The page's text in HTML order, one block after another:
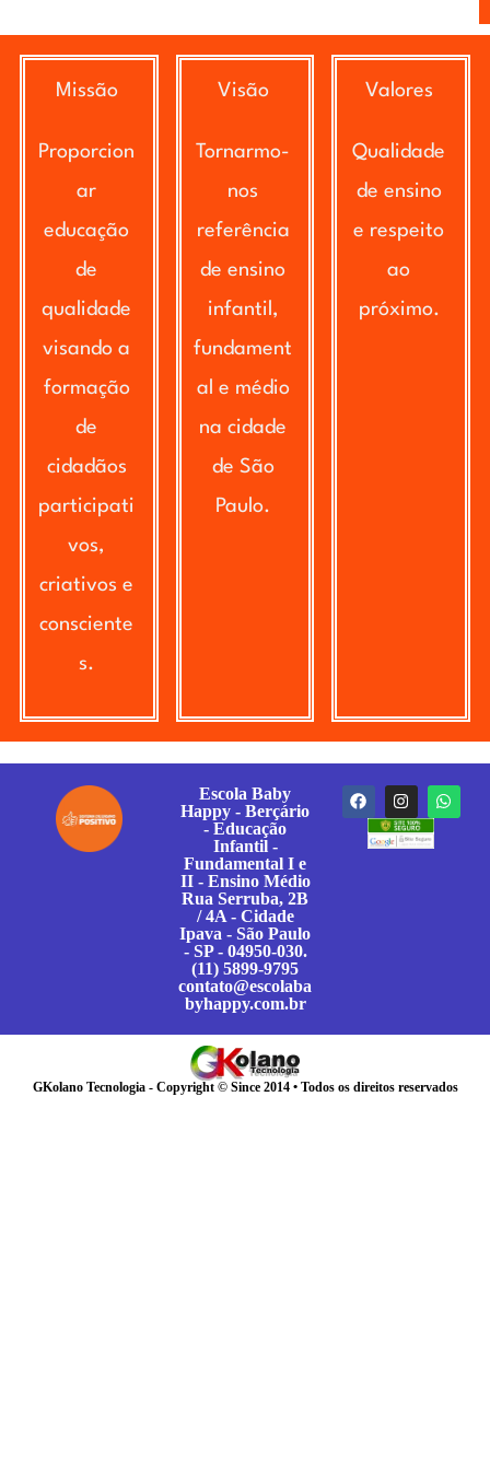
Missão
Proporcion
ar
educação
de
qualidade
visando a
formação
de
cidadãos
participati
vos,
criativos e
consciente
s.
Visão
Tornarmo-
nos
referência
de ensino
infantil,
fundament
al e médio
na cidade
de São
Paulo.
Valores
Qualidade
de ensino
e respeito
ao
próximo.
Escola Baby
Happy - Berçário
- Educação
Infantil -
Fundamental I e
II - Ensino Médio
Rua Serruba, 2B
/ 4A - Cidade
Ipava - São Paulo
- SP - 04950-030.
(11) 5899-9795
contato@escolaba
byhappy.com.br
GKolano Tecnologia - Copyright © Since 2014 • Todos os direitos reservados